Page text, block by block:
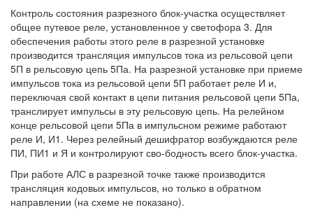
Контроль состояния разрезного блок-участка осуществляет
общее путевое реле, установленное у светофора 3. Для
обеспечения работы этого реле в разрезной установке
производится трансляция импульсов тока из рельсовой цепи
5П в рельсовую цепь 5Па. На разрезной установке при приеме
импульсов тока из рельсовой цепи 5П работает реле И и,
переключая свой контакт в цепи питания рельсовой цепи 5Па,
транслирует импульсы в эту рельсовую цепь. На релейном
конце рельсовой цепи 5Па в импульсном режиме работают
реле И, И1. Через релейный дешифратор возбуждаются реле
ПИ, ПИ1 и Я и контролируют сво-бодность всего блок-участка.
При работе АЛС в разрезной точке также производится
трансляция кодовых импульсов, но только в обратном
направлении (на схеме не показано).